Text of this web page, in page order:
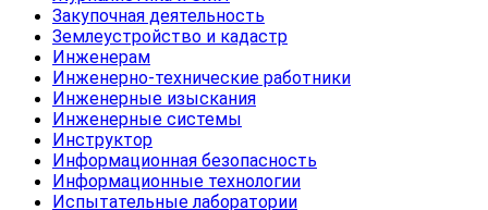
Закупочная деятельность
Землеустройство и кадастр
Инженерам
Инженерно-технические работники
Инженерные изыскания
Инженерные системы
Инструктор
Информационная безопасность
Информационные технологии
Испытательные лаборатории